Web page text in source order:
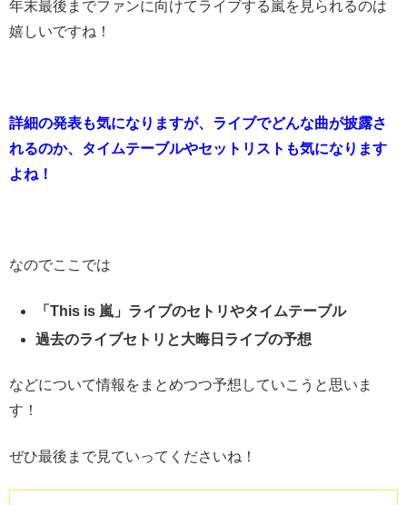
年末最後までファンに向けてライブする嵐を見られるのは
嬉しいですね！
詳細の発表も気になりますが、ライブでどんな曲が披露さ
れるのか、タイムテーブルやセットリストも気になります
よね！
なのでここでは
「This is 嵐」ライブのセトリやタイムテーブル
過去のライブセトリと大晦日ライブの予想
などについて情報をまとめつつ予想していこうと思いま
す！
ぜひ最後まで見ていってくださいね！